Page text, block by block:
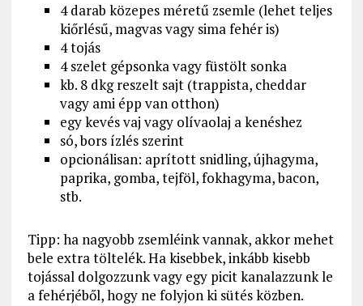
4 darab közepes méretű zsemle (lehet teljes
kiőrlésű, magvas vagy sima fehér is)
4 tojás
4 szelet gépsonka vagy füstölt sonka
kb. 8 dkg reszelt sajt (trappista, cheddar
vagy ami épp van otthon)
egy kevés vaj vagy olívaolaj a kenéshez
só, bors ízlés szerint
opcionálisan: aprított snidling, újhagyma,
paprika, gomba, tejföl, fokhagyma, bacon,
stb.
Tipp: ha nagyobb zsemléink vannak, akkor mehet
bele extra töltelék. Ha kisebbek, inkább kisebb
tojással dolgozzunk vagy egy picit kanalazzunk le
a fehérjéből, hogy ne folyjon ki sütés közben.